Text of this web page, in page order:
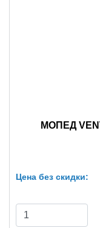
МОПЕД
Цена без скидки: